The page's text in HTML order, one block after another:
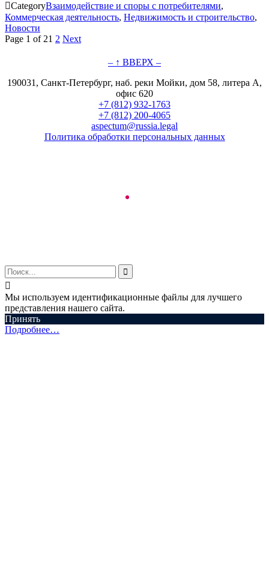
CategoryВзаимодействие и споры с потребителями,
Коммерческая деятельность, Недвижимость и строительство,
Новости
Page 1 of 21 2 Next
– ↑ ВВЕРХ –
190031, Санкт-Петербург, наб. реки Мойки, дом 58, литера А,
офис 620
+7 (812) 932-1763
+7 (812) 200-4065
aspectum@russia.legal
Политика обработки персональных данных


Мы используем идентификационные файлы для лучшего
представления нашего сайта.
Принять
Подробнее…